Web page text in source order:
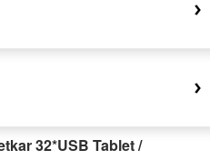
32*USB Tablet /